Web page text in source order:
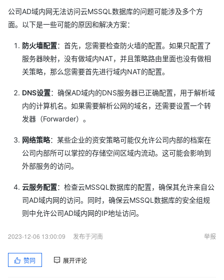
公司AD域内网无法访问云MSSQL数据库的问题可能涉及多个方
面。以下是一些可能的原因和解决方案：
防火墙配置：首先，您需要检查防火墙的配置。如果只配置了
服务器映射，没有做域内NAT，并且策略路由里面也没有做相
关策略，那么您需要首先进行域内NAT的配置。
DNS设置：确保AD域内的DNS服务器已正确配置，用于解析域
内的计算机名。如果需要解析公网的域名，还需要设置一个转
发器（Forwarder）。
网络策略：某些企业的资安策略可能仅允许公司内部的档案在
公司内部所可以掌控的存储空间区域内流动。这可能会影响到
外部服务的访问。
云服务配置：检查云MSSQL数据库的配置，确保其允许来自公
司AD域内网的访问。同时，确保云MSSQL数据库的安全组规
则中允许公司AD域内网的IP地址访问。
2023-12-06 13:00:09 发布于河南 举报
赞同 展开评论